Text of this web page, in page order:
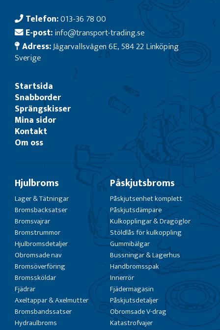
Telefon:013-36 78 00
E-post:info@transport-trading.se
Adress:Jägarvallsvägen 6E, 584 22 Linköping
Sverige
Startsida
Snabborder
Sprängskisser
Mina sidor
Kontakt
Om oss
Hjulbroms
Lager & Tätningar
Bromsbacksatser
Bromsvajrar
Bromstrummor
Hjulbromsdetaljer
Obromsade nav
Bromsöverföring
Bromssköldar
Fjädrar
Axeltappar & Axelmutter
Bromsbandssatser
Hydraulbroms
Påskjutsbroms
Påskjutsenhet komplett
Påskjutsdämpare
Kulkopplingar & Dragöglor
Stöldlås för kulkoppling
Gummibälgar
Bussningar & Lagerhus
Handbromsspak
Innerrör
Fjädermagasin
Påskjutsdetaljer
Obromsade V-drag
Katastrofvajer